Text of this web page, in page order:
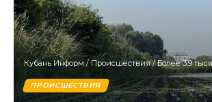
Кубань Информ /Происшествия/Более 3,9 тысяч гектаров
ПРОИСШЕСТВИЯ